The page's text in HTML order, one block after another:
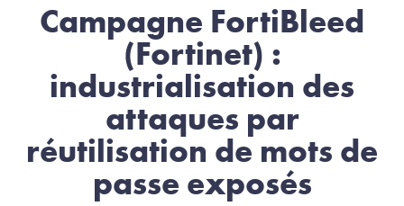
Campagne FortiBleed
(Fortinet) :
industrialisation des
attaques par
réutilisation de mots de
passe exposés